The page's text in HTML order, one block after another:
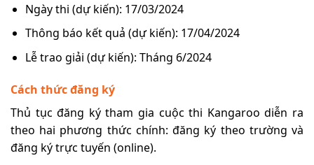
Ngày thi (dự kiến): 17/03/2024
Thông báo kết quả (dự kiến): 17/04/2024
Lễ trao giải (dự kiến): Tháng 6/2024
Cách thức đăng ký
Thủ tục đăng ký tham gia cuộc thi Kangaroo diễn ra
theo hai phương thức chính: đăng ký theo trường và
đăng ký trực tuyến (online).